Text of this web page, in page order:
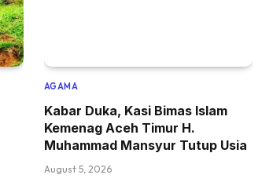
AGAMA
Kabar Duka, Kasi Bimas Islam
Kemenag Aceh Timur H.
Muhammad Mansyur Tutup Usia
August 5, 2026